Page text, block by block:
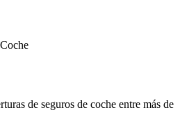
de seguros de coche entre más de